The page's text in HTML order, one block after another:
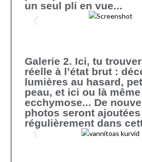
un seul pli en vue...
Galerie 2. Ici, tu
réelle à l’état brut :
lumières au hasard,
peau, et ici ou là
ecchymose... De
photos seront ajoutées
régulièrement dans